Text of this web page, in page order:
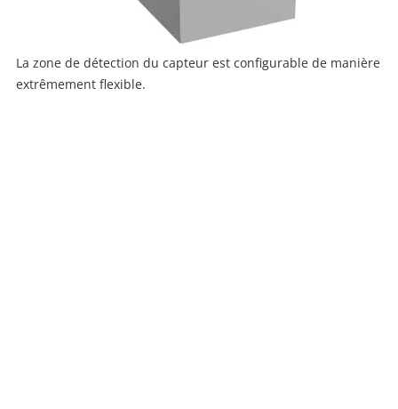
La zone de détection du capteur est configurable de manière
extrêmement flexible.